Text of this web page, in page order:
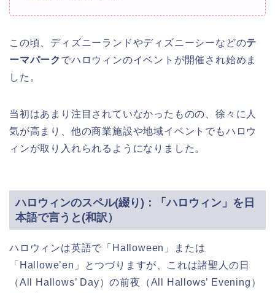
この頃、ディズニーランドやディズニーシーなどのテ
ーマパーク でハロウィンのイベントが開催され始めま
した。
当初はあまり注目されていなかったものの、徐々に人
気が高まり、他の商業施設や地域イベントでもハロウ
ィンが取り入れられるようになりました。
ハロウィンのスペル(綴り)：「ハロウィン」を日
本語で言うと(和訳）
ハロウィンは英語で「Halloween」または
「Hallowe’en」とつづりますが、これは諸聖人の日
（All Hallows’ Day）の前夜（All Hallows’ Evening）